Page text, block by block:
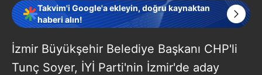
Takvim'i Google'a ekleyin, doğru kaynaktan
haberi alın!
İzmir Büyükşehir Belediye Başkanı CHP'li
Tunç Soyer, İYİ Parti'nin İzmir'de aday